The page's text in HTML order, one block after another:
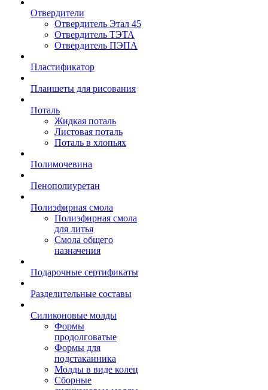
Отвердители
Отвердитель Этал 45
Отвердитель ТЭТА
Отвердитель ПЭПА
Пластификатор
Планшеты для рисования
Поталь
Жидкая поталь
Листовая поталь
Поталь в хлопьях
Полимочевина
Пенополиуретан
Полиэфирная смола
Полиэфирная смола
для литья
Смола общего
назначения
Подарочные сертификаты
Разделительные составы
Силиконовые молды
Формы
продолговатые
Формы для
подстаканника
Молды в виде колец
Сборные